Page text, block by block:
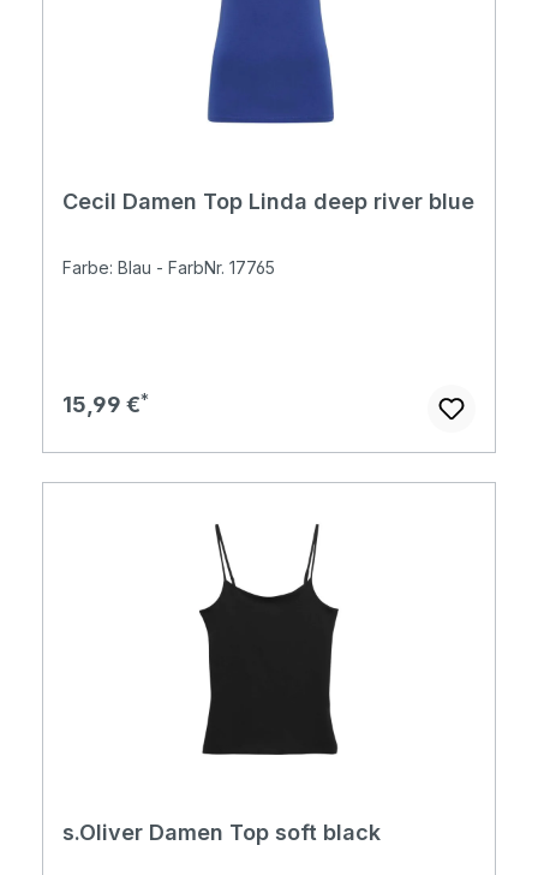
Cecil Damen Top Linda deep river blue
Farbe: Blau - FarbNr. 17765
Regulärer Preis:
15,99 €
s.Oliver Damen Top soft black